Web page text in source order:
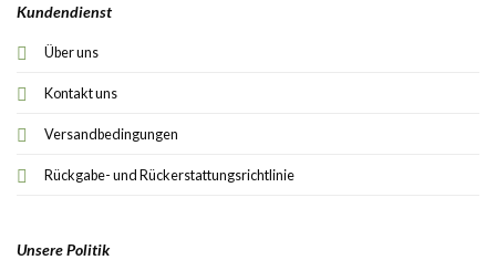
Kundendienst
Über uns
Kontakt uns
Versandbedingungen
Rückgabe- und Rückerstattungsrichtlinie
Unsere Politik